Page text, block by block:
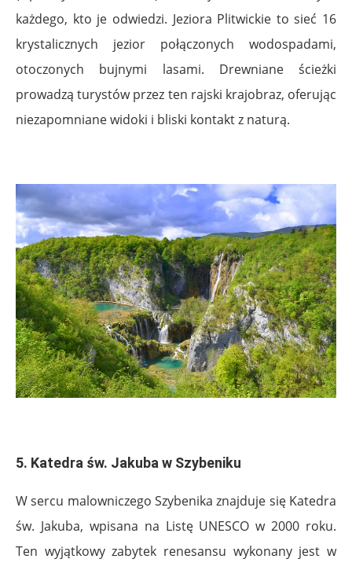
każdego, kto je odwiedzi. Jeziora Plitwickie to sieć 16
krystalicznych jezior połączonych wodospadami,
otoczonych bujnymi lasami. Drewniane ścieżki
prowadzą turystów przez ten rajski krajobraz, oferując
niezapomniane widoki i bliski kontakt z naturą.
5. Katedra św. Jakuba w Szybeniku
W sercu malowniczego Szybenika znajduje się Katedra
św. Jakuba, wpisana na Listę UNESCO w 2000 roku.
Ten wyjątkowy zabytek renesansu wykonany jest w